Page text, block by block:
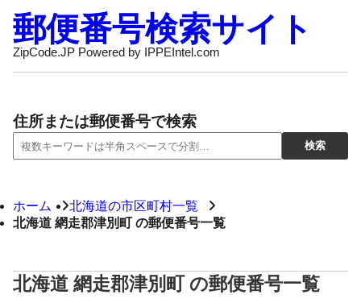
郵便番号検索サイト
ZipCode.JP Powered by IPPEIntel.com
住所または郵便番号で検索
ホーム
北海道の市区町村一覧
北海道 網走郡津別町 の郵便番号一覧
北海道 網走郡津別町 の郵便番号一覧